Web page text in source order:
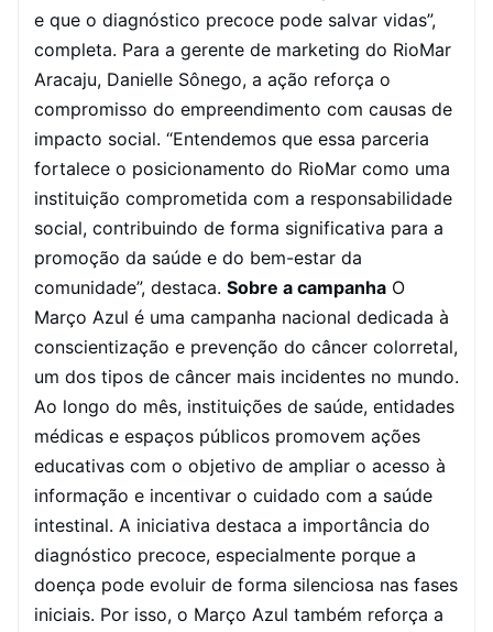
e que o diagnóstico precoce pode salvar vidas”,
completa. Para a gerente de marketing do RioMar
Aracaju, Danielle Sônego, a ação reforça o
compromisso do empreendimento com causas de
impacto social. “Entendemos que essa parceria
fortalece o posicionamento do RioMar como uma
instituição comprometida com a responsabilidade
social, contribuindo de forma significativa para a
promoção da saúde e do bem-estar da
comunidade”, destaca. Sobre a campanha O
Março Azul é uma campanha nacional dedicada à
conscientização e prevenção do câncer colorretal,
um dos tipos de câncer mais incidentes no mundo.
Ao longo do mês, instituições de saúde, entidades
médicas e espaços públicos promovem ações
educativas com o objetivo de ampliar o acesso à
informação e incentivar o cuidado com a saúde
intestinal. A iniciativa destaca a importância do
diagnóstico precoce, especialmente porque a
doença pode evoluir de forma silenciosa nas fases
iniciais. Por isso, o Março Azul também reforça a